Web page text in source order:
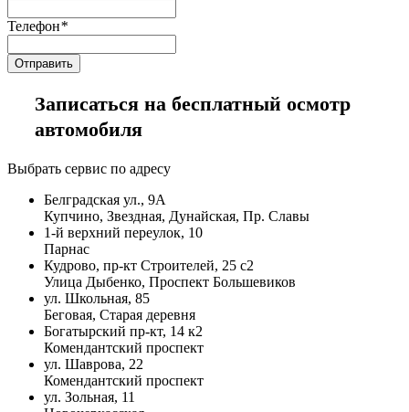
Телефон*
Записаться на бесплатный осмотр
автомобиля
Выбрать сервис по адресу
Белградская ул., 9А
Купчино, Звездная, Дунайская, Пр. Славы
1-й верхний переулок, 10
Парнас
Кудрово, пр-кт Строителей, 25 с2
Улица Дыбенко, Проспект Большевиков
ул. Школьная, 85
Беговая, Старая деревня
Богатырский пр-кт, 14 к2
Комендантский проспект
ул. Шаврова, 22
Комендантский проспект
ул. Зольная, 11